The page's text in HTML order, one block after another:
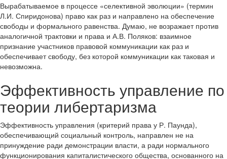
Вырабатываемое в процессе «селективной эволюции» (термин
Л.И. Спиридонова) право как раз и направлено на обеспечение
свободы и формального равенства. Думаю, не возражает против
аналогичной трактовки и права и А.В. Поляков: взаимное
признание участников правовой коммуникации как раз и
обеспечивает свободу, без которой коммуникации как таковая и
невозможна.
Эффективность управление по
теории либертаризма
Эффективность управления (критерий права у Р. Паунда),
обеспечивающий социальный контроль, направлен не на
принуждение ради демонстрации власти, а ради нормального
функционирования капиталистического общества, основанного на